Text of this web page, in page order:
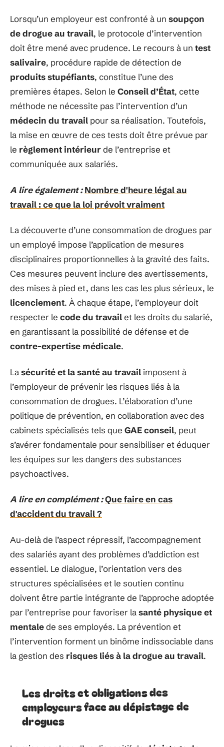
Lorsqu’un employeur est confronté à un soupçon
de drogue au travail, le protocole d’intervention
doit être mené avec prudence. Le recours à un test
salivaire, procédure rapide de détection de
produits stupéfiants, constitue l’une des
premières étapes. Selon le Conseil d’État, cette
méthode ne nécessite pas l’intervention d’un
médecin du travail pour sa réalisation. Toutefois,
la mise en œuvre de ces tests doit être prévue par
le règlement intérieurde l’entreprise et
communiquée aux salariés.
A lire également : Nombre d'heure légal au
travail : ce que la loi prévoit vraiment
La découverte d’une consommation de drogues par
un employé impose l’application de mesures
disciplinaires proportionnelles à la gravité des faits.
Ces mesures peuvent inclure des avertissements,
des mises à pied et, dans les cas les plus sérieux, le
licenciement. À chaque étape, l’employeur doit
respecter le code du travailet les droits du salarié,
en garantissant la possibilité de défense et de
contre-expertise médicale.
Lasécurité et la santé au travail imposent à
l’employeur de prévenir les risques liés à la
consommation de drogues. L’élaboration d’une
politique de prévention, en collaboration avec des
cabinets spécialisés tels que GAE conseil, peut
s’avérer fondamentale pour sensibiliser et éduquer
les équipes sur les dangers des substances
psychoactives.
A lire en complément :Que faire en cas
d'accident du travail ?
Au-delà de l’aspect répressif, l’accompagnement
des salariés ayant des problèmes d’addiction est
essentiel. Le dialogue, l’orientation vers des
structures spécialisées et le soutien continu
doivent être partie intégrante de l’approche adoptée
par l’entreprise pour favoriser lasanté physique et
mentalede ses employés. La prévention et
l’intervention forment un binôme indissociable dans
la gestion des risques liés à la drogue au travail.
Les droits et obligations des
employeurs face au dépistage de
drogues